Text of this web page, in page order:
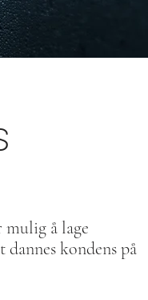
mulig å lage
kondens på